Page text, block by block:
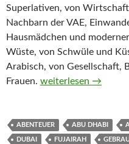
Superlativen, von
Nachbarn der VAE,
Hausmädchen und
Wüste, von Schwüle und
Arabisch, von Gesellschaft,
Frauen. weiterlesen →
ABENTEUER ABU DHABI
DUBAI FUJAIRAH